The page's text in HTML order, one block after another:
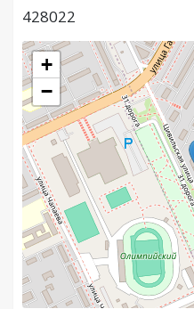
428022
+
−